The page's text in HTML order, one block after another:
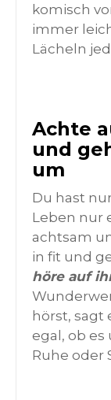
komisch
immer
Lächeln
Achte
und
um
Du hast
Leben nur
achtsam
in fit und
höre auf
hörst, sagt
egal, ob es
Ruhe oder